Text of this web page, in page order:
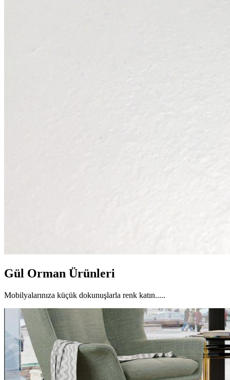
Gül Orman Ürünleri
Mobilyalarınıza küçük dokunuşlarla renk katın.....